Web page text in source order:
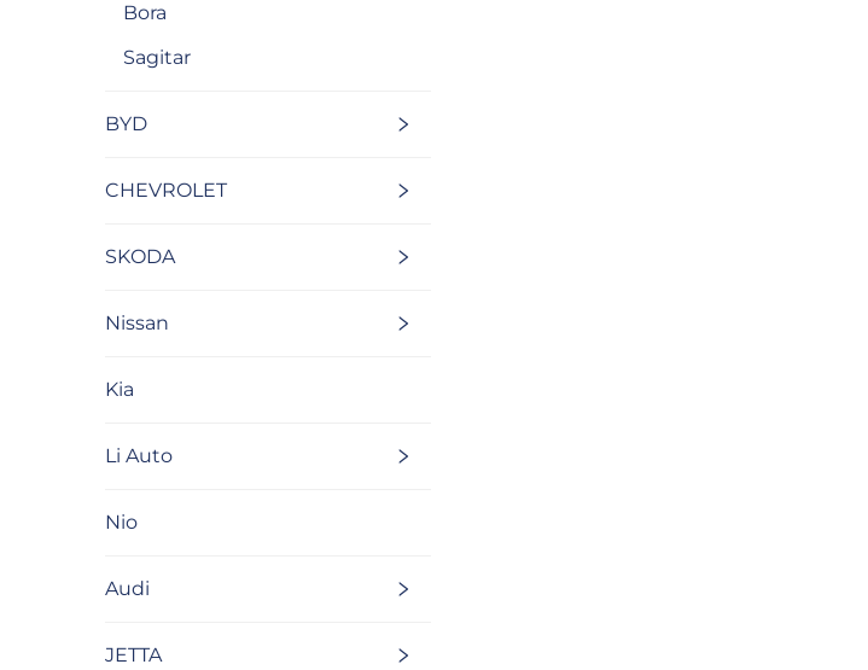
Bora
Sagitar
BYD
CHEVROLET
SKODA
Nissan
Kia
Li Auto
Nio
Audi
JETTA